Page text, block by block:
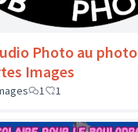
Photo au photo
Images
1 1